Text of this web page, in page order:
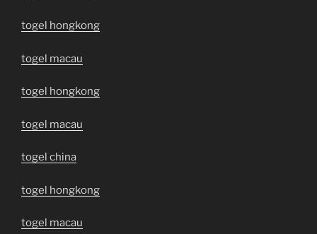
togel hongkong
togel macau
togel hongkong
togel macau
togel china
togel hongkong
togel macau